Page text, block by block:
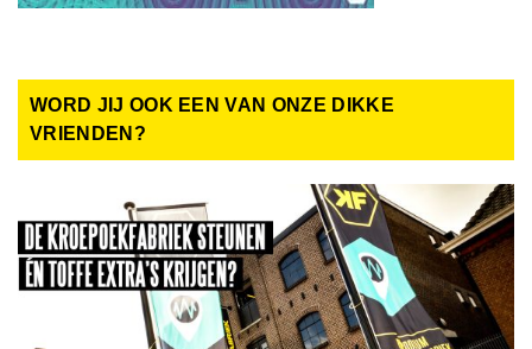
WORD JIJ OOK EEN VAN ONZE DIKKE
VRIENDEN?